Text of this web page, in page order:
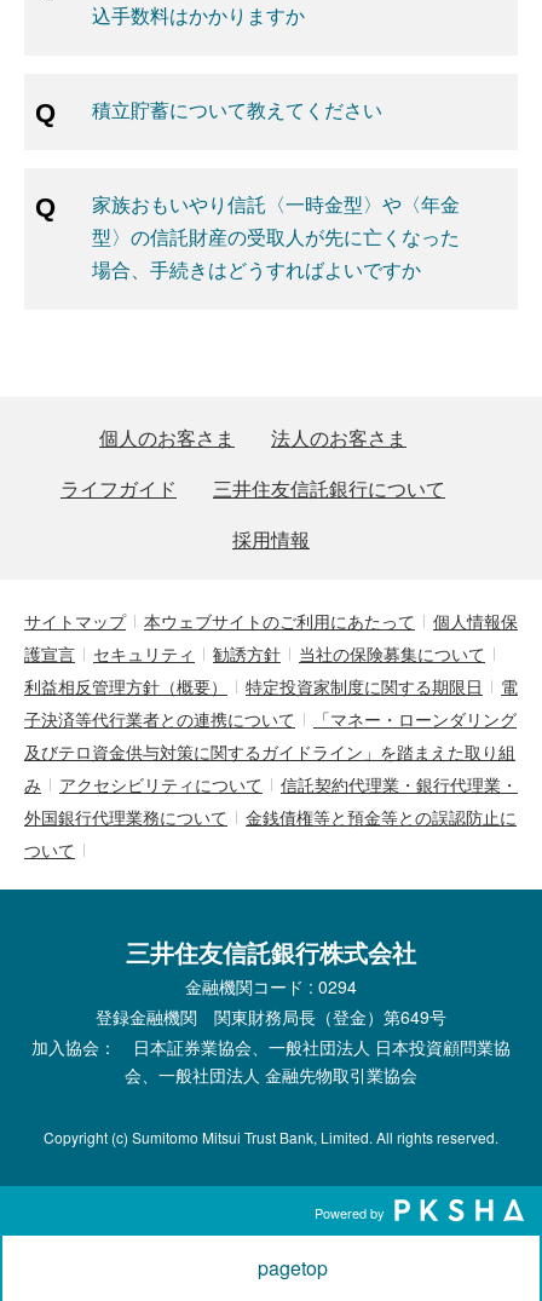
込手数料はかかりますか
積立貯蓄について教えてください
家族おもいやり信託〈一時金型〉や〈年金
型〉の信託財産の受取人が先に亡くなった
場合、手続きはどうすればよいですか
個人のお客さま
法人のお客さま
ライフガイド
三井住友信託銀行について
採用情報
サイトマップ 本ウェブサイトのご利用にあたって
個人情報保
護宣言
セキュリティ 勧誘方針
当社の保険募集について
利益相反管理方針（概要）
特定投資家制度に関する期限日
電
子決済等代行業者との連携について
「マネー・ローンダリング
及びテロ資金供与対策に関するガイドライン」を踏まえた取り組
み
アクセシビリティについて
信託契約代理業・銀行代理業・
外国銀行代理業務について
金銭債権等と預金等との誤認防止に
ついて
三井住友信託銀行株式会社
金融機関コード : 0294
登録金融機関 関東財務局長（登金）第649号
加入協会： 日本証券業協会、一般社団法人 日本投資顧問業協
会、一般社団法人 金融先物取引業協会
Copyright (c) Sumitomo Mitsui Trust Bank, Limited. All rights reserved.
Powered by
pagetop